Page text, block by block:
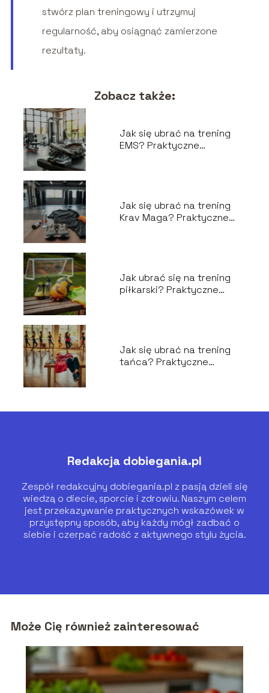
stwórz plan treningowy i utrzymuj
regularność, aby osiągnąć zamierzone
rezultaty.
Zobacz także:
Jak się ubrać na trening
EMS? Praktyczne
Jak się ubrać na trening
Krav Maga? Praktyczne
Jak ubrać się na trening
piłkarski? Praktyczne
Jak się ubrać na trening
tańca? Praktyczne
Redakcja dobiegania.pl
Zespół redakcyjny dobiegania.pl z pasją dzieli się
wiedzą o diecie, sporcie i zdrowiu. Naszym celem
jest przekazywanie praktycznych wskazówek w
przystępny sposób, aby każdy mógł zadbać o
siebie i czerpać radość z aktywnego stylu życia.
Może Cię również zainteresować